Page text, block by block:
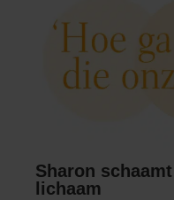
Sharon
lichaam